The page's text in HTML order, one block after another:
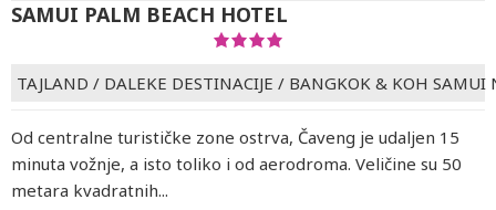
SAMUI PALM BEACH HOTEL
TAJLAND / DALEKE DESTINACIJE / BANGKOK & KOH SAMUI
Od centralne turističke zone ostrva, Čaveng je udaljen 15
minuta vožnje, a isto toliko i od aerodroma. Veličine su 50
metara kvadratnih...